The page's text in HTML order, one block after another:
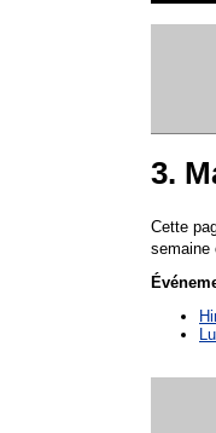
3.
Cette
semaine